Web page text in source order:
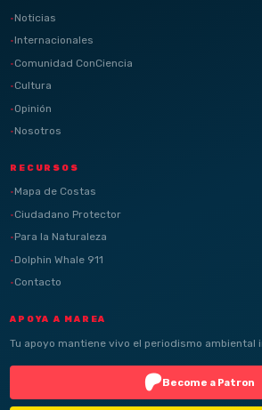
Noticias
Internacionales
Comunidad ConCiencia
Cultura
Opinión
Nosotros
RECURSOS
Mapa de Costas
Ciudadano Protector
Para la Naturaleza
Dolphin Whale 911
Contacto
APOYA A MAREA
Tu apoyo mantiene vivo el periodismo ambiental
Become a Patron